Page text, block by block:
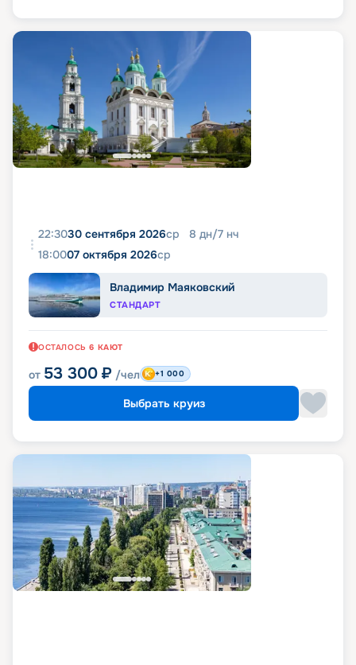
22:3030 сентября 2026ср 8 дн/7 нч
18:0007 октября 2026ср
Владимир Маяковский
СТАНДАРТ
ОСТАЛОСЬ 6 КАЮТ
от 53 300 ₽ /чел +1 000
Выбрать круиз